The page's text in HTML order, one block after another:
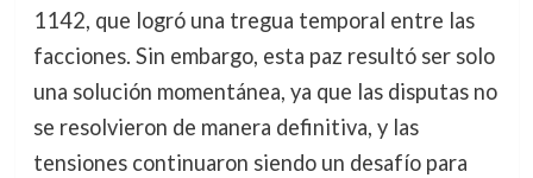
1142, que logró una tregua temporal entre las
facciones. Sin embargo, esta paz resultó ser solo
una solución momentánea, ya que las disputas no
se resolvieron de manera definitiva, y las
tensiones continuaron siendo un desafío para